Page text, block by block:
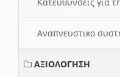
Αναπνευστικο
ΑΞΙΟΛΟΓΗΣΗ